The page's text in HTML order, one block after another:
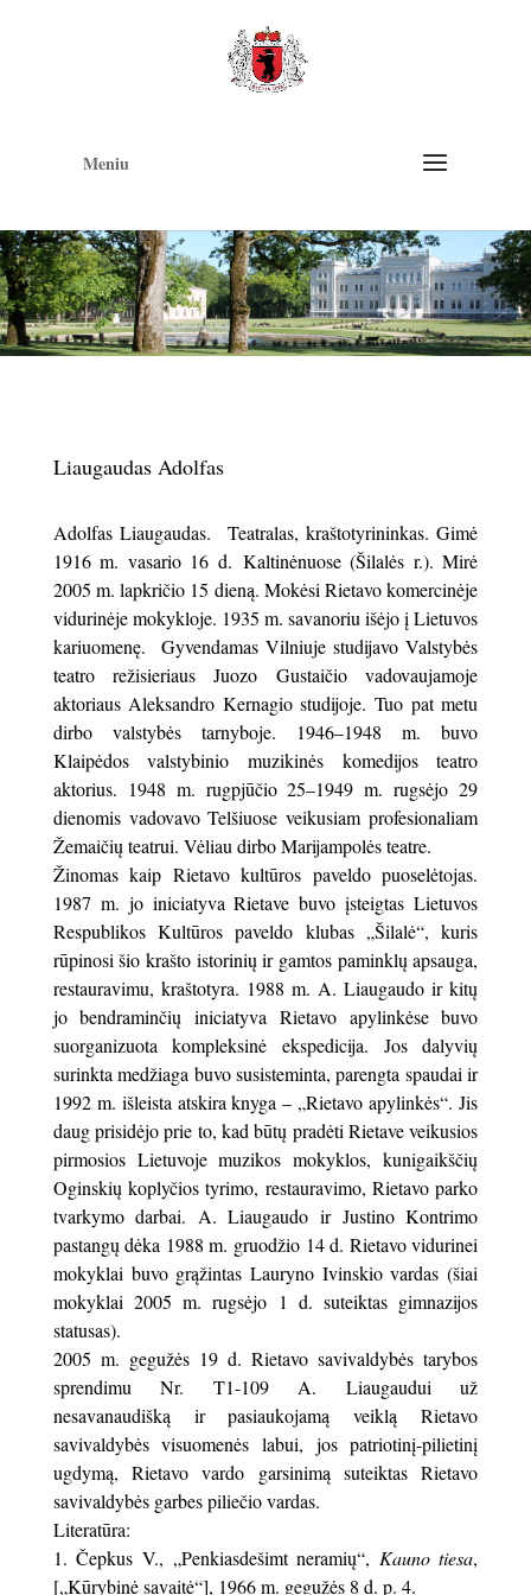
Meniu
Liaugaudas Adolfas
Adolfas Liaugaudas. Teatralas, kraštotyrininkas. Gimė
1916 m. vasario 16 d. Kaltinėnuose (Šilalės r.). Mirė
2005 m. lapkričio 15 dieną. Mokėsi Rietavo komercinėje
vidurinėje mokykloje. 1935 m. savanoriu išėjo į Lietuvos
kariuomenę. Gyvendamas Vilniuje studijavo Valstybės
teatro režisieriaus Juozo Gustaičio vadovaujamoje
aktoriaus Aleksandro Kernagio studijoje. Tuo pat metu
dirbo valstybės tarnyboje. 1946–1948 m. buvo
Klaipėdos valstybinio muzikinės komedijos teatro
aktorius. 1948 m. rugpjūčio 25–1949 m. rugsėjo 29
dienomis vadovavo Telšiuose veikusiam profesionaliam
Žemaičių teatrui. Vėliau dirbo Marijampolės teatre.
Žinomas kaip Rietavo kultūros paveldo puoselėtojas.
1987 m. jo iniciatyva Rietave buvo įsteigtas Lietuvos
Respublikos Kultūros paveldo klubas „Šilalė“, kuris
rūpinosi šio krašto istorinių ir gamtos paminklų apsauga,
restauravimu, kraštotyra. 1988 m. A. Liaugaudo ir kitų
jo bendraminčių iniciatyva Rietavo apylinkėse buvo
suorganizuota kompleksinė ekspedicija. Jos dalyvių
surinkta medžiaga buvo susisteminta, parengta spaudai ir
1992 m. išleista atskira knyga – „Rietavo apylinkės“. Jis
daug prisidėjo prie to, kad būtų pradėti Rietave veikusios
pirmosios Lietuvoje muzikos mokyklos, kunigaikščių
Oginskių koplyčios tyrimo, restauravimo, Rietavo parko
tvarkymo darbai. A. Liaugaudo ir Justino Kontrimo
pastangų dėka 1988 m. gruodžio 14 d. Rietavo vidurinei
mokyklai buvo grąžintas Lauryno Ivinskio vardas (šiai
mokyklai 2005 m. rugsėjo 1 d. suteiktas gimnazijos
statusas).
2005 m. gegužės 19 d. Rietavo savivaldybės tarybos
sprendimu Nr. T1-109 A. Liaugaudui už
nesavanaudišką ir pasiaukojamą veiklą Rietavo
savivaldybės visuomenės labui, jos patriotinį-pilietinį
ugdymą, Rietavo vardo garsinimą suteiktas Rietavo
savivaldybės garbes piliečio vardas.
Literatūra:
Čepkus V., „Penkiasdešimt neramių“, Kauno tiesa,
[„Kūrybinė savaitė“], 1966 m. gegužės 8 d. p. 4.